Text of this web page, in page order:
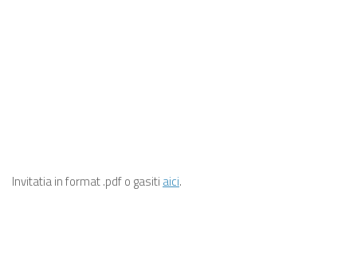
Invitatia in format .pdf o gasiti aici.